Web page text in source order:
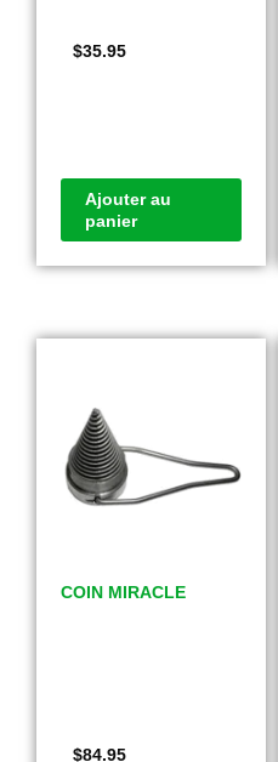
$35.95
Ajouter au
panier
COIN MIRACLE
$84.95